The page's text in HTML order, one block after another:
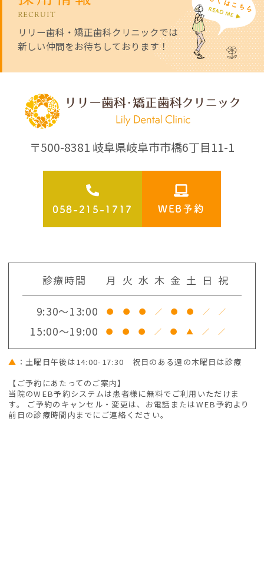
RECRUIT
リリー歯科・矯正歯科クリニックでは
新しい仲間をお待ちしております！
〒500-8381 岐阜県岐阜市市橋6丁目11-1
058-215-1717 WEB予約
診療時間 月 火 水 木 金 土 日 祝
9:30～13:00 ● ● ● ／ ● ● ／ ／
15:00～19:00 ● ● ● ／ ● ▲ ／ ／
▲ ：土曜日午後は14:00-17:30 祝日のある週の木曜日は診療
【ご予約にあたってのご案内】
当院のWEB予約システムは患者様に無料でご利用いただけま
す。 ご予約のキャンセル・変更は、お電話またはWEB予約より
前日の診療時間内までにご連絡ください。